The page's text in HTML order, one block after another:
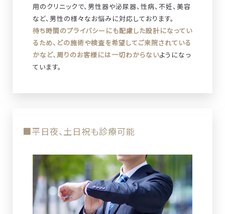
用のクリニックで、男性器や泌尿器、性病、不妊、美容
など、男性の様々なお悩みに対応しております。
待ち時間のプライバシーにも配慮した設計になってい
るため、どの施術や検査を希望してご来院されている
かなど、周りのお客様には一切わからないようになっ
ています。
■平日夜、土日祝も診療可能